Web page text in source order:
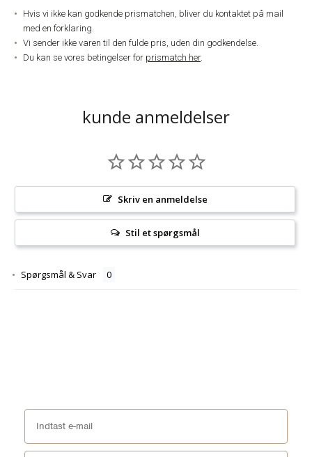
Hvis vi ikke kan godkende prismatchen, bliver du kontaktet på mail
med en forklaring.
Vi sender ikke varen til den fulde pris, uden din godkendelse.
Du kan se vores betingelser for prismatch her.
kunde anmeldelser
Skriv en anmeldelse
Stil et spørgsmål
Spørgsmål & Svar